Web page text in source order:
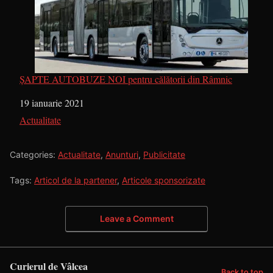
ȘAPTE AUTOBUZE NOI pentru călătorii din Râmnic
Dată
19 ianuarie 2021
În legătură cu
Actualitate
Categories: Actualitate, Anunturi, Publicitate
Tags: Articol de la partener, Articole sponsorizate
Leave a Comment
Curierul de Vâlcea